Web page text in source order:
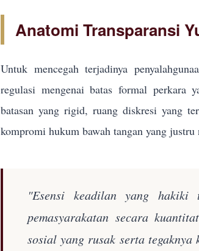
Anatomi Transparansi
Untuk mencegah terjadinya
regulasi mengenai batas formal perkara
batasan yang rigid, ruang diskresi yang
kompromi hukum bawah tangan yang
"Esensi keadilan yang hakiki
pemasyarakatan secara
sosial yang rusak serta tegaknya